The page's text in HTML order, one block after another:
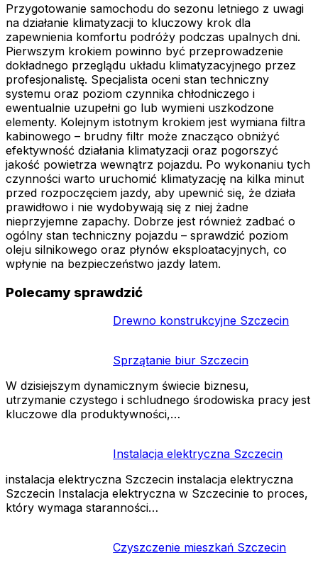
Przygotowanie samochodu do sezonu letniego z uwagi
na działanie klimatyzacji to kluczowy krok dla
zapewnienia komfortu podróży podczas upalnych dni.
Pierwszym krokiem powinno być przeprowadzenie
dokładnego przeglądu układu klimatyzacyjnego przez
profesjonalistę. Specjalista oceni stan techniczny
systemu oraz poziom czynnika chłodniczego i
ewentualnie uzupełni go lub wymieni uszkodzone
elementy. Kolejnym istotnym krokiem jest wymiana filtra
kabinowego – brudny filtr może znacząco obniżyć
efektywność działania klimatyzacji oraz pogorszyć
jakość powietrza wewnątrz pojazdu. Po wykonaniu tych
czynności warto uruchomić klimatyzację na kilka minut
przed rozpoczęciem jazdy, aby upewnić się, że działa
prawidłowo i nie wydobywają się z niej żadne
nieprzyjemne zapachy. Dobrze jest również zadbać o
ogólny stan techniczny pojazdu – sprawdzić poziom
oleju silnikowego oraz płynów eksploatacyjnych, co
wpłynie na bezpieczeństwo jazdy latem.
Polecamy sprawdzić
Drewno konstrukcyjne Szczecin
Sprzątanie biur Szczecin
W dzisiejszym dynamicznym świecie biznesu,
utrzymanie czystego i schludnego środowiska pracy jest
kluczowe dla produktywności,…
Instalacja elektryczna Szczecin
instalacja elektryczna Szczecin instalacja elektryczna
Szczecin Instalacja elektryczna w Szczecinie to proces,
który wymaga staranności…
Czyszczenie mieszkań Szczecin